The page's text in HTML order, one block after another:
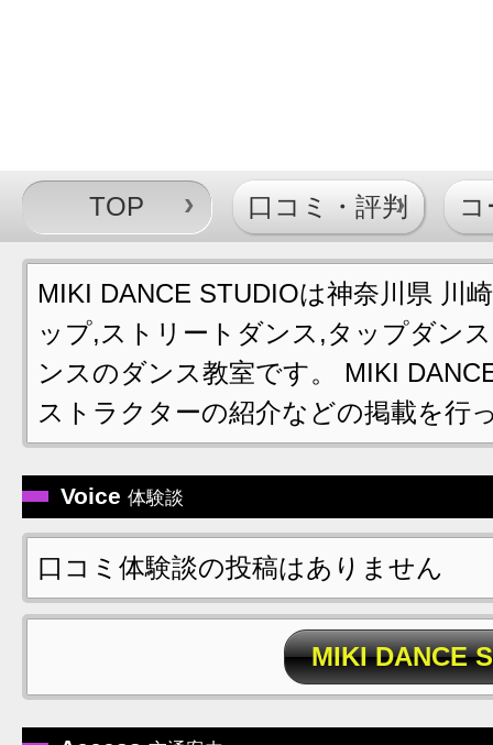
TOP 口コミ・評判
MIKI DANCE STUDIOは神奈川県 川
ップ,ストリートダンス,タップダン
ンスのダンス教室です。 MIKI
ストラクターの紹介などの掲載を行
Voice 体験談
口コミ体験談の投稿はありません
MIKI DANCE